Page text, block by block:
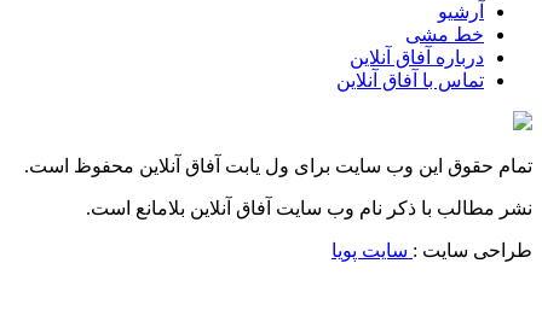
آرشیو
خط مشی
درباره آفاق آنلاین
تماس با آفاق آنلاین
تمام حقوق این وب سایت برای ول یابت آفاق آنلاین محفوظ است.
نشر مطالب با ذکر نام وب سایت آفاق آنلاین بلامانع است.
طراحی سایت : سایت پویا